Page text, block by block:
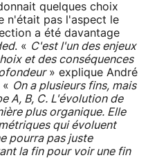
quelques choix
n'était pas l'aspect le
a été davantage
. « C'est l'un des enjeux
et des conséquences
» explique André
« On a plusieurs fins, mais
A, B, C. L'évolution de
plus organique. Elle
qui évoluent
pourra pas juste
la fin pour voir une fin